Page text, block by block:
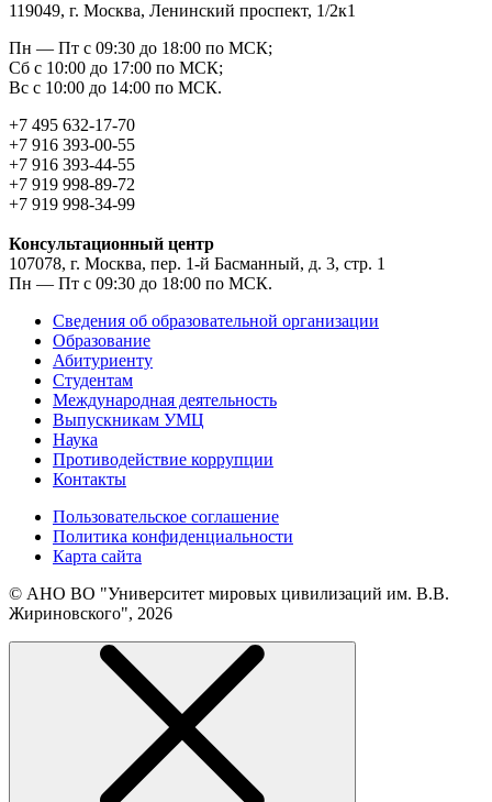
119049, г. Москва, Ленинский проспект, 1/2к1
Пн — Пт с 09:30 до 18:00 по МСК;
Сб с 10:00 до 17:00 по МСК;
Вс с 10:00 до 14:00 по МСК.
+7 495 632-17-70
+7 916 393-00-55
+7 916 393-44-55
+7 919 998-89-72
+7 919 998-34-99
Консультационный центр
107078, г. Москва, пер. 1-й Басманный, д. 3, стр. 1
Пн — Пт с 09:30 до 18:00 по МСК.
Сведения об образовательной организации
Образование
Абитуриенту
Студентам
Международная деятельность
Выпускникам УМЦ
Наука
Противодействие коррупции
Контакты
Пользовательское соглашение
Политика конфиденциальности
Карта сайта
© АНО ВО "Университет мировых цивилизаций им. В.В.
Жириновского", 2026